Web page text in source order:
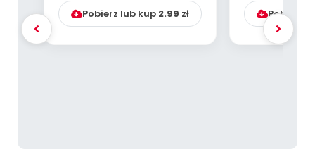
Pobierz lub kup 2.99 zł Pobierz